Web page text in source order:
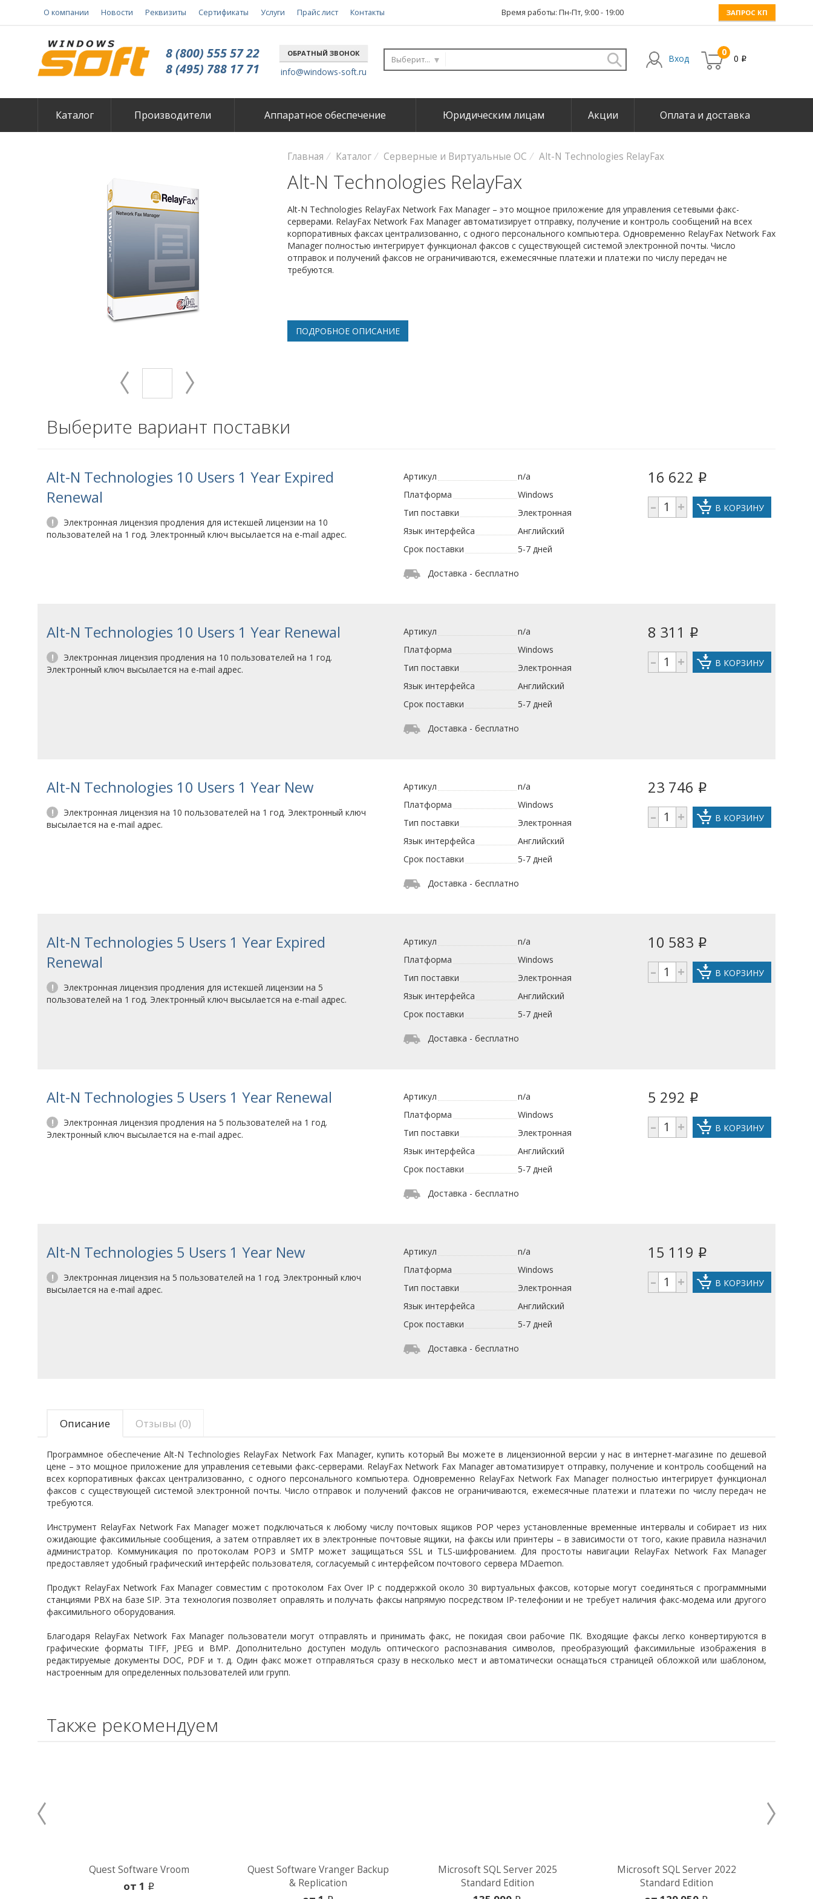
О компании Новости Реквизиты Сертификаты Услуги Прайс лист Контакты Время работы: Пн-Пт, 9:00 - 19:00 ЗАПРОС КП
8 (800) 555 57 22
8 (495) 788 17 71
ОБРАТНЫЙ ЗВОНОК
info@windows-soft.ru
Выберите... Вход
0
0 i
Каталог Производители Аппаратное обеспечение Юридическим лицам Акции Оплата и доставка
Главная Каталог Серверные и Виртуальные ОС Alt-N Technologies RelayFax
Alt-N Technologies RelayFax
Alt-N Technologies RelayFax Network Fax Manager – это мощное приложение для управления сетевыми факс-
серверами. RelayFax Network Fax Manager автоматизирует отправку, получение и контроль сообщений на всех
корпоративных факсах централизованно, с одного персонального компьютера. Одновременно RelayFax Network Fax
Manager полностью интегрирует функционал факсов с существующей системой электронной почты. Число
отправок и получений факсов не ограничиваются, ежемесячные платежи и платежи по числу передач не
требуются.
ПОДРОБНОЕ ОПИСАНИЕ
Выберите вариант поставки
Alt-N Technologies 10 Users 1 Year Expired
Renewal
!
Электронная лицензия продления для истекшей лицензии на 10
пользователей на 1 год. Электронный ключ высылается на e-mail адрес.
Артикул
n/a
Платформа
Windows
Тип поставки
Электронная
Язык интерфейса
Английский
Срок поставки
5-7 дней
Доставка - бесплатно
16 622 i
– + В КОРЗИНУ
Alt-N Technologies 10 Users 1 Year Renewal
!
Электронная лицензия продления на 10 пользователей на 1 год.
Электронный ключ высылается на e-mail адрес.
Артикул
n/a
Платформа
Windows
Тип поставки
Электронная
Язык интерфейса
Английский
Срок поставки
5-7 дней
Доставка - бесплатно
8 311 i
– + В КОРЗИНУ
Alt-N Technologies 10 Users 1 Year New
!
Электронная лицензия на 10 пользователей на 1 год. Электронный ключ
высылается на e-mail адрес.
Артикул
n/a
Платформа
Windows
Тип поставки
Электронная
Язык интерфейса
Английский
Срок поставки
5-7 дней
Доставка - бесплатно
23 746 i
– + В КОРЗИНУ
Alt-N Technologies 5 Users 1 Year Expired
Renewal
!
Электронная лицензия продления для истекшей лицензии на 5
пользователей на 1 год. Электронный ключ высылается на e-mail адрес.
Артикул
n/a
Платформа
Windows
Тип поставки
Электронная
Язык интерфейса
Английский
Срок поставки
5-7 дней
Доставка - бесплатно
10 583 i
– + В КОРЗИНУ
Alt-N Technologies 5 Users 1 Year Renewal
!
Электронная лицензия продления на 5 пользователей на 1 год.
Электронный ключ высылается на e-mail адрес.
Артикул
n/a
Платформа
Windows
Тип поставки
Электронная
Язык интерфейса
Английский
Срок поставки
5-7 дней
Доставка - бесплатно
5 292 i
– + В КОРЗИНУ
Alt-N Technologies 5 Users 1 Year New
!
Электронная лицензия на 5 пользователей на 1 год. Электронный ключ
высылается на e-mail адрес.
Артикул
n/a
Платформа
Windows
Тип поставки
Электронная
Язык интерфейса
Английский
Срок поставки
5-7 дней
Доставка - бесплатно
15 119 i
– + В КОРЗИНУ
Описание Отзывы (0)
Программное обеспечение Alt-N Technologies RelayFax Network Fax Manager, купить который Вы можете в лицензионной версии у нас в интернет-магазине по дешевой
цене – это мощное приложение для управления сетевыми факс-серверами. RelayFax Network Fax Manager автоматизирует отправку, получение и контроль сообщений на
всех корпоративных факсах централизованно, с одного персонального компьютера. Одновременно RelayFax Network Fax Manager полностью интегрирует функционал
факсов с существующей системой электронной почты. Число отправок и получений факсов не ограничиваются, ежемесячные платежи и платежи по числу передач не
требуются.
Инструмент RelayFax Network Fax Manager может подключаться к любому числу почтовых ящиков POP через установленные временные интервалы и собирает из них
ожидающие факсимильные сообщения, а затем отправляет их в электронные почтовые ящики, на факсы или принтеры – в зависимости от того, какие правила назначил
администратор. Коммуникация по протоколам POP3 и SMTP может защищаться SSL и TLS-шифрованием. Для простоты навигации RelayFax Network Fax Manager
предоставляет удобный графический интерфейс пользователя, согласуемый с интерфейсом почтового сервера MDaemon.
Продукт RelayFax Network Fax Manager совместим с протоколом Fax Over IP с поддержкой около 30 виртуальных факсов, которые могут соединяться с программными
станциями PBX на базе SIP. Эта технология позволяет оправлять и получать факсы напрямую посредством IP-телефонии и не требует наличия факс-модема или другого
факсимильного оборудования.
Благодаря RelayFax Network Fax Manager пользователи могут отправлять и принимать факс, не покидая свои рабочие ПК. Входящие факсы легко конвертируются в
графические форматы TIFF, JPEG и BMP. Дополнительно доступен модуль оптического распознавания символов, преобразующий факсимильные изображения в
редактируемые документы DOC, PDF и т. д. Один факс может отправляться сразу в несколько мест и автоматически оснащаться страницей обложкой или шаблоном,
настроенным для определенных пользователей или групп.
Также рекомендуем
Quest Software Vroom
oт 1 i
Quest Software Vranger Backup
& Replication
Microsoft SQL Server 2025
Standard Edition
Microsoft SQL Server 2022
Standard Edition